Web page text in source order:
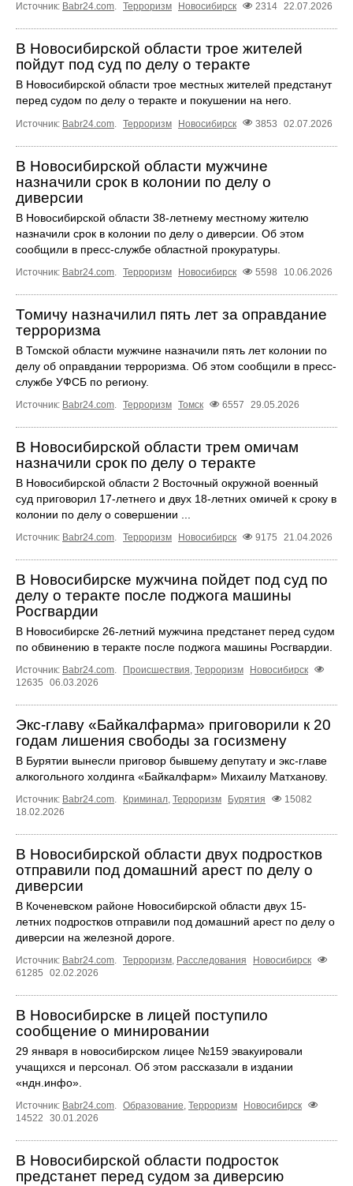
Источник: Babr24.com. Терроризм Новосибирск 2314 22.07.2026
В Новосибирской области трое жителей
пойдут под суд по делу о теракте
В Новосибирской области трое местных жителей предстанут
перед судом по делу о теракте и покушении на него.
Источник: Babr24.com Терроризм Новосибирск 3853 02.07.2026
В Новосибирской области мужчине
назначили срок в колонии по делу о
диверсии
В Новосибирской области 38-летнему местному жителю
назначили срок в колонии по делу о диверсии. Об этом
сообщили в пресс-службе областной прокуратуры.
Источник: Babr24.com Терроризм Новосибирск 5598 10.06.2026
Томичу назначилил пять лет за оправдание
терроризма
В Томской области мужчине назначили пять лет колонии по
делу об оправдании терроризма. Об этом сообщили в пресс-
службе УФСБ по региону.
Источник: Babr24.com Терроризм Томск 6557 29.05.2026
В Новосибирской области трем омичам
назначили срок по делу о теракте
В Новосибирской области 2 Восточный окружной военный
суд приговорил 17-летнего и двух 18-летних омичей к сроку в
колонии по делу о совершении ...
Источник: Babr24.com. Терроризм Новосибирск 9175 21.04.2026
В Новосибирске мужчина пойдет под суд по
делу о теракте после поджога машины
Росгвардии
В Новосибирске 26-летний мужчина предстанет перед судом
по обвинению в теракте после поджога машины Росгвардии.
Источник: Babr24.com. Происшествия, Терроризм
Новосибирск
12635
06.03.2026
Экс-главу «Байкалфарма» приговорили к 20
годам лишения свободы за госизмену
В Бурятии вынесли приговор бывшему депутату и экс-главе
алкогольного холдинга «Байкалфарм» Михаилу Матханову.
Источник: Babr24.com. Криминал, Терроризм Бурятия
15082
18.02.2026
В Новосибирской области двух подростков
отправили под домашний арест по делу о
диверсии
В Коченевском районе Новосибирской области двух 15-
летних подростков отправили под домашний арест по делу о
диверсии на железной дороге.
Источник: Babr24.com. Терроризм, Расследования
Новосибирск
61285
02.02.2026
В Новосибирске в лицей поступило
сообщение о минировании
29 января в новосибирском лицее №159 эвакуировали
учащихся и персонал. Об этом рассказали в издании
«ндн.инфо».
Источник: Babr24.com. Образование, Терроризм
Новосибирск
14522
30.01.2026
В Новосибирской области подросток
предстанет перед судом за диверсию